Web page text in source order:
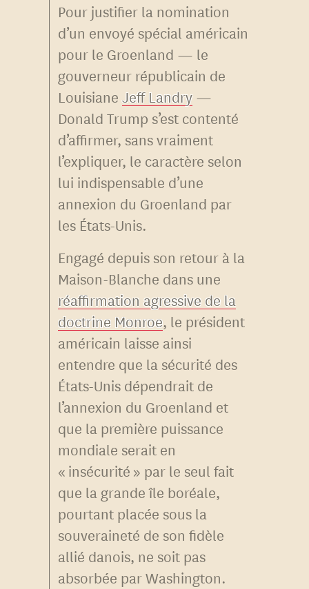
Pour justifier la nomination
d’un envoyé spécial américain
pour le Groenland — le
gouverneur républicain de
LouisianeJeff Landry —
Donald Trump s’est contenté
d’affirmer, sans vraiment
l’expliquer, le caractère selon
lui indispensable d’une
annexion du Groenland par
les États-Unis.
Engagé depuis son retour à la
Maison-Blanche dans une
réaffirmation agressive de la
doctrine Monroe, le président
américain laisse ainsi
entendre que la sécurité des
États-Unis dépendrait de
l’annexion du Groenland et
que la première puissance
mondiale serait en
« insécurité » par le seul fait
que la grande île boréale,
pourtant placée sous la
souveraineté de son fidèle
allié danois, ne soit pas
absorbée par Washington.